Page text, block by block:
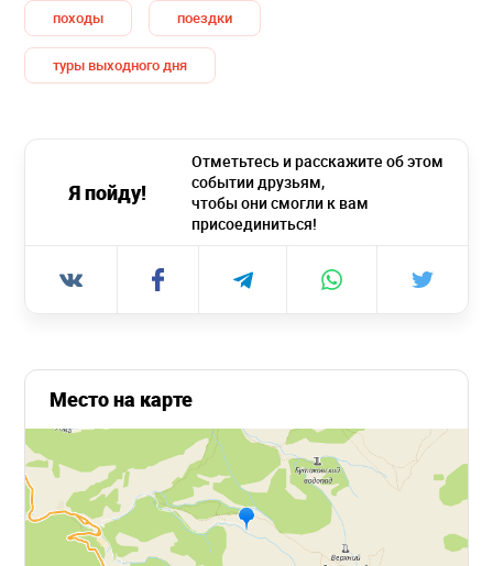
походы поездки
туры выходного дня
Я пойду!
Отметьтесь и расскажите об этом
событии друзьям,
чтобы они смогли к вам
присоединиться!
Место на карте